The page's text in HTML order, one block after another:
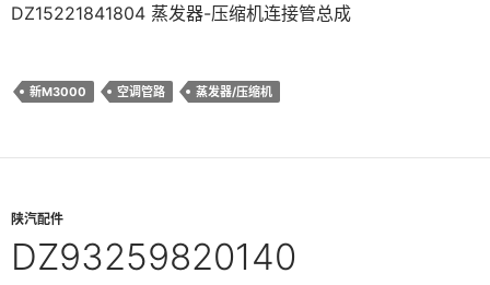
DZ15221841804 蒸发器-压缩机连接管总成
新M3000 空调管路 蒸发器/压缩机
陕汽配件
DZ93259820140